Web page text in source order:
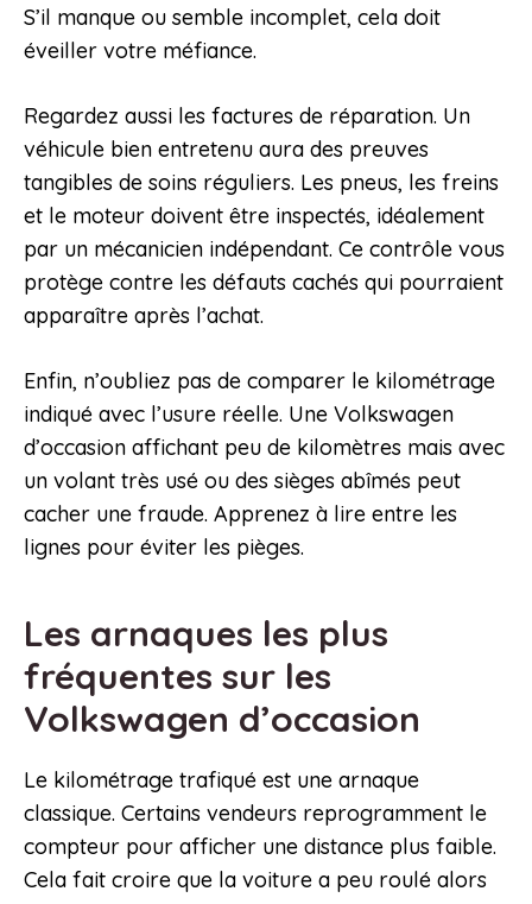
S’il manque ou semble incomplet, cela doit
éveiller votre méfiance.
Regardez aussi les factures de réparation. Un
véhicule bien entretenu aura des preuves
tangibles de soins réguliers. Les pneus, les freins
et le moteur doivent être inspectés, idéalement
par un mécanicien indépendant. Ce contrôle vous
protège contre les défauts cachés qui pourraient
apparaître après l’achat.
Enfin, n’oubliez pas de comparer le kilométrage
indiqué avec l’usure réelle. Une Volkswagen
d’occasion affichant peu de kilomètres mais avec
un volant très usé ou des sièges abîmés peut
cacher une fraude. Apprenez à lire entre les
lignes pour éviter les pièges.
Les arnaques les plus
fréquentes sur les
Volkswagen d’occasion
Le kilométrage trafiqué est une arnaque
classique. Certains vendeurs reprogramment le
compteur pour afficher une distance plus faible.
Cela fait croire que la voiture a peu roulé alors